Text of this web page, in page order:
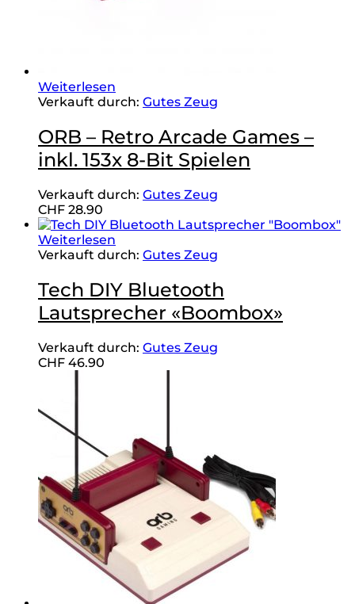
Weiterlesen
Verkauft durch: Gutes Zeug
ORB – Retro Arcade Games –
inkl. 153x 8-Bit Spielen
Verkauft durch: Gutes Zeug
CHF 28.90
Weiterlesen
Verkauft durch: Gutes Zeug
Tech DIY Bluetooth
Lautsprecher «Boombox»
Verkauft durch: Gutes Zeug
CHF 46.90